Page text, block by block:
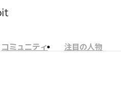
コミュニティ
注目の人物